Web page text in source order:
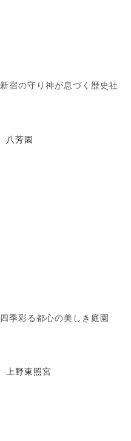
新宿の守り神が息づく歴史社
八芳園
四季彩る都心の美しき庭園
上野東照宮